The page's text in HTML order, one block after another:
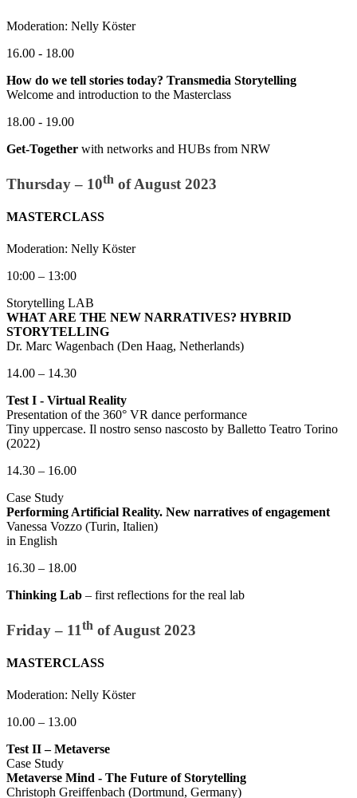
Moderation: Nelly Köster
16.00 - 18.00
How do we tell stories today? Transmedia Storytelling
Welcome and introduction to the Masterclass
18.00 - 19.00
Get-Together with networks and HUBs from NRW
Thursday – 10th of August 2023
MASTERCLASS
Moderation: Nelly Köster
10:00 – 13:00
Storytelling LAB
WHAT ARE THE NEW NARRATIVES? HYBRID
STORYTELLING
Dr. Marc Wagenbach (Den Haag, Netherlands)
14.00 – 14.30
Test I - Virtual Reality
Presentation of the 360° VR dance performance
Tiny uppercase. Il nostro senso nascosto by Balletto Teatro Torino
(2022)
14.30 – 16.00
Case Study
Performing Artificial Reality. New narratives of engagement
Vanessa Vozzo (Turin, Italien)
in English
16.30 – 18.00
Thinking Lab – first reflections for the real lab
Friday – 11th of August 2023
MASTERCLASS
Moderation: Nelly Köster
10.00 – 13.00
Test II – Metaverse
Case Study
Metaverse Mind - The Future of Storytelling
Christoph Greiffenbach (Dortmund, Germany)